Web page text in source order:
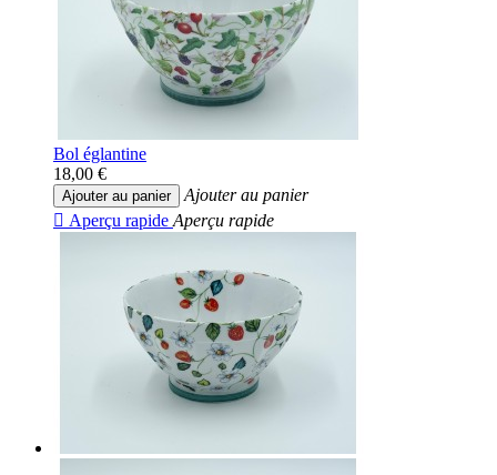
Bol églantine
18,00 €
Ajouter au panier
Ajouter au panier
 Aperçu rapide Aperçu rapide